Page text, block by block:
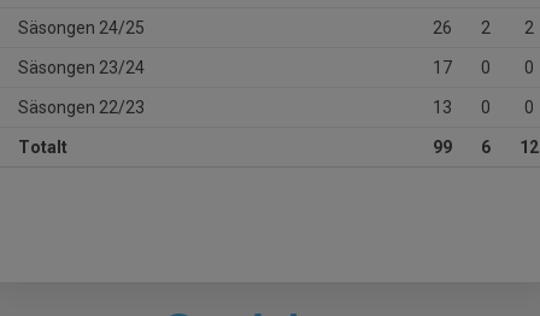
Säsongen 24/25 26 2 2
Säsongen 23/24 17 0 0
Säsongen 22/23 13 0 0
Totalt 99 6 12